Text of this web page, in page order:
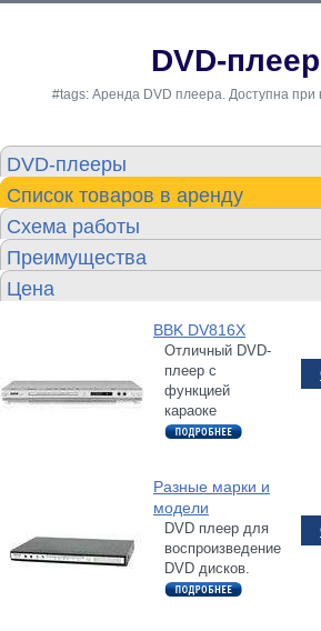
DVD-
#tags: Аренда DVD плеера. Доступна при
DVD-плееры
Список товаров в аренду
Схема работы
Преимущества
Цена
BBK DV816X
Отличный DVD-
плеер с
функцией
караоке
Разные марки и
модели
DVD плеер для
воспроизведение
DVD дисков.